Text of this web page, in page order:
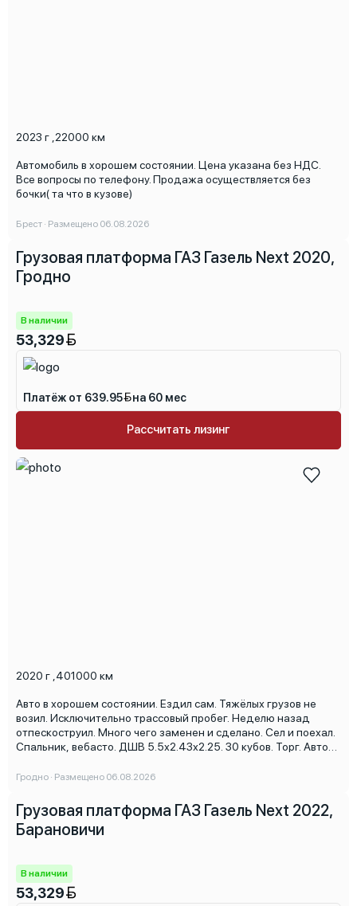
2023 г 22000 км
Автомобиль в хорошем состоянии. Цена указана без НДС.
Все вопросы по телефону. Продажа осуществляется без
бочки( та что в кузове)
Брест · Размещено 06.08.2026
2020 г ,401000 км
Авто в хорошем состоянии. Ездил сам. Тяжёлых грузов не
возил. Исключительно трассовый пробег. Неделю назад
отпескоструил. Много чего заменен и сделано. Сел и поехал.
Спальник, вебасто. ДШВ 5.5х2.43х2.25. 30 кубов. Торг. Авто
Гродно · Размещено 06.08.2026
Грузовая платформа ГАЗ Газель Next 2020,
Гродно
В наличии
53,329
Платёж от 639.95 на 60 мес
Рассчитать лизинг
Грузовая платформа ГАЗ Газель Next 2022,
Барановичи
В наличии
53,329